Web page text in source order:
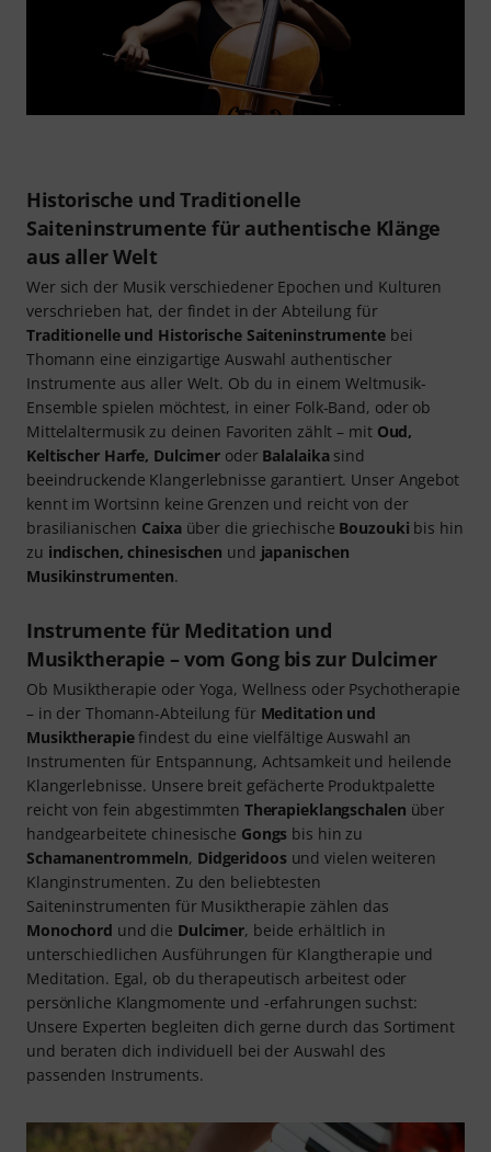
Historische und Traditionelle
Saiteninstrumente für authentische Klänge
aus aller Welt
Wer sich der Musik verschiedener Epochen und Kulturen
verschrieben hat, der findet in der Abteilung für
Traditionelle und Historische Saiteninstrumentebei
Thomann eine einzigartige Auswahl authentischer
Instrumente aus aller Welt. Ob du in einem Weltmusik-
Ensemble spielen möchtest, in einer Folk-Band, oder ob
Mittelaltermusik zu deinen Favoriten zählt – mit Oud,
Keltischer Harfe, Dulcimer oderBalalaikasind
beeindruckende Klangerlebnisse garantiert. Unser Angebot
kennt im Wortsinn keine Grenzen und reicht von der
brasilianischen Caixaüber die griechische Bouzouki bis hin
zu indischen, chinesischen und japanischen
Musikinstrumenten.
Instrumente für Meditation und
Musiktherapie – vom Gong bis zur Dulcimer
Ob Musiktherapie oder Yoga, Wellness oder Psychotherapie
– in der Thomann-Abteilung für Meditation und
Musiktherapiefindest du eine vielfältige Auswahl an
Instrumenten für Entspannung, Achtsamkeit und heilende
Klangerlebnisse. Unsere breit gefächerte Produktpalette
reicht von fein abgestimmten Therapieklangschalen über
handgearbeitete chinesische Gongs bis hin zu
Schamanentrommeln, Didgeridoosund vielen weiteren
Klanginstrumenten. Zu den beliebtesten
Saiteninstrumenten für Musiktherapie zählen das
Monochord und die Dulcimer, beide erhältlich in
unterschiedlichen Ausführungen für Klangtherapie und
Meditation. Egal, ob du therapeutisch arbeitest oder
persönliche Klangmomente und -erfahrungen suchst:
Unsere Experten begleiten dich gerne durch das Sortiment
und beraten dich individuell bei der Auswahl des
passenden Instruments.